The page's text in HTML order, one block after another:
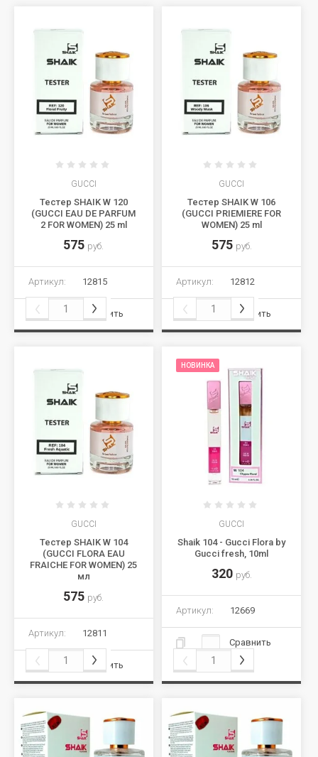
GUCCI
Тестер SHAIK W 120
(GUCCI EAU DE PARFUM
2 FOR WOMEN) 25 ml
575 руб.
Артикул: 12815
Сравнить
GUCCI
Тестер SHAIK W 106
(GUCCI PRIEMIERE FOR
WOMEN) 25 ml
575 руб.
Артикул: 12812
Сравнить
GUCCI
Тестер SHAIK W 104
(GUCCI FLORA EAU
FRAICHE FOR WOMEN) 25
мл
575 руб.
Артикул: 12811
Сравнить
НОВИНКА
GUCCI
Shaik 104 - Gucci Flora by
Gucci fresh, 10ml
320 руб.
Артикул: 12669
Сравнить